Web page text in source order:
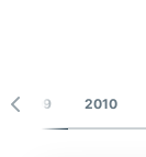
2009 2010